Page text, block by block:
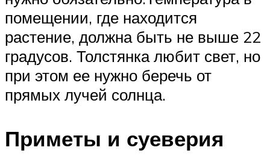
помещении, где находится
растение, должна быть не выше 22
градусов. Толстянка любит свет, но
при этом ее нужно беречь от
прямых лучей солнца.
Приметы и суеверия